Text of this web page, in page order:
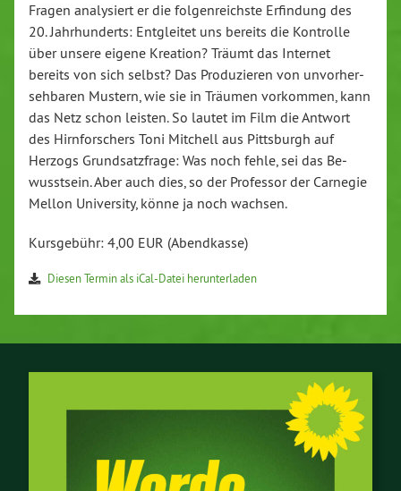
Fragen ana­ly­siert er die fol­gen­reichs­te Erfindung des
20. Jahr­hun­derts: Ent­glei­tet uns bereits die Kontrolle
über unsere eigene Kreation? Träumt das Internet
bereits von sich selbst? Das Pro­du­zie­ren von un­vor­her­
seh­ba­ren Mustern, wie sie in Träumen vorkommen, kann
das Netz schon leisten. So lautet im Film die Antwort
des Hirn­for­schers Toni Mitchell aus Pitts­burgh auf
Herzogs Grund­satz­fra­ge: Was noch fehle, sei das Be­
wusst­sein. Aber auch dies, so der Professor der Carnegie
Mellon Uni­ver­si­ty, könne ja noch wachsen.
Kurs­ge­bühr: 4,00 EUR (Abend­kas­se)
Diesen Termin als iCal-Da­tei her­un­ter­la­den